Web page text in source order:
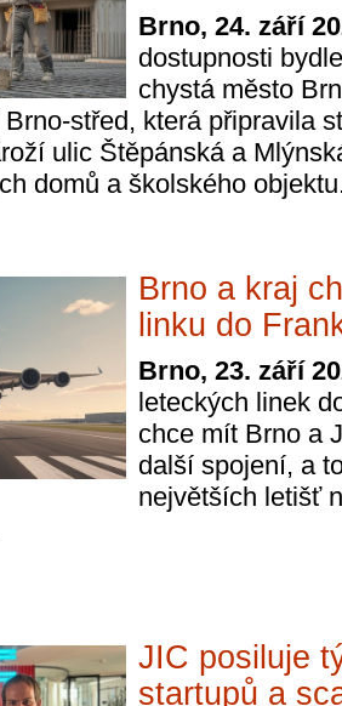
Brno, 24. září
dostupnosti
chystá město
střed, která připravila
ulic Štěpánská a
domů a školského
Brno a kraj
linku do
Brno, 23. září
leteckých linek
chce mít Brno a
další spojení, a
největších letišť
JIC posiluje
startupů a